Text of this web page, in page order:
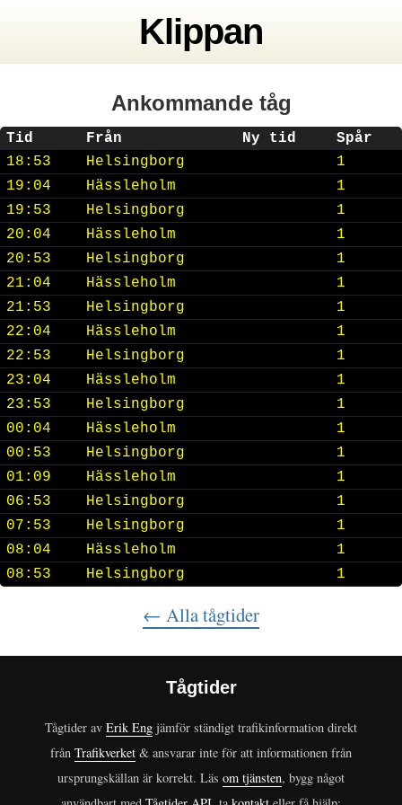
Klippan
Ankommande tåg
Tid Från Ny tid
Spår
18:53
Helsingborg
1
19:04
Hässleholm
1
19:53
Helsingborg
1
20:04
Hässleholm
1
20:53
Helsingborg
1
21:04
Hässleholm
1
21:53
Helsingborg
1
22:04
Hässleholm
1
22:53
Helsingborg
1
23:04
Hässleholm
1
23:53
Helsingborg
1
00:04
Hässleholm
1
00:53
Helsingborg
1
01:09
Hässleholm
1
06:53
Helsingborg
1
07:53
Helsingborg
1
08:04
Hässleholm
1
08:53
Helsingborg 1
← Alla tågtider
Tågtider
Tågtider av Erik Eng jämför ständigt trafikinformation direkt
från Trafikverket & ansvarar inte för att informationen från
ursprungskällan är korrekt. Läs om tjänsten, bygg något